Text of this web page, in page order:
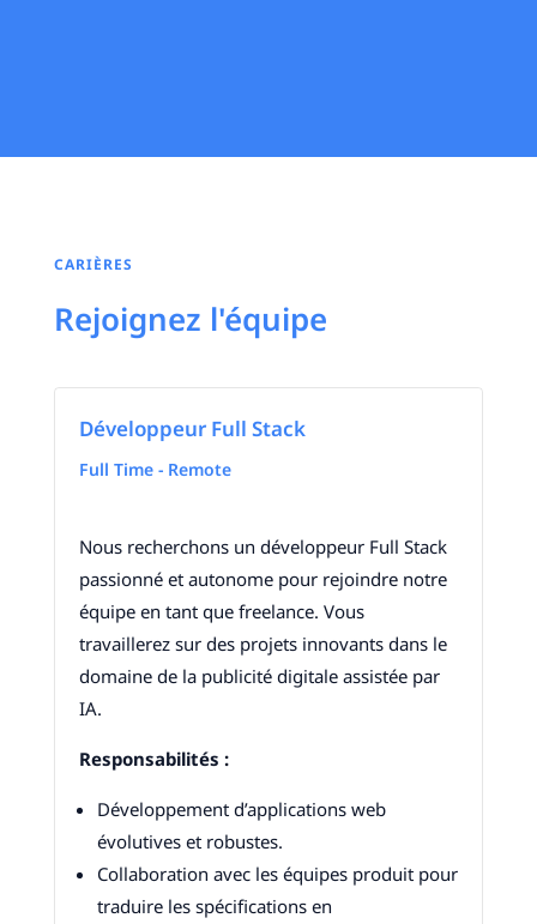
CARIÈRES
Rejoignez l'équipe
Développeur Full Stack
Full Time - Remote
Nous recherchons un développeur Full Stack
passionné et autonome pour rejoindre notre
équipe en tant que freelance. Vous
travaillerez sur des projets innovants dans le
domaine de la publicité digitale assistée par
IA.
Responsabilités :
Développement d’applications web
évolutives et robustes.
Collaboration avec les équipes produit pour
traduire les spécifications en